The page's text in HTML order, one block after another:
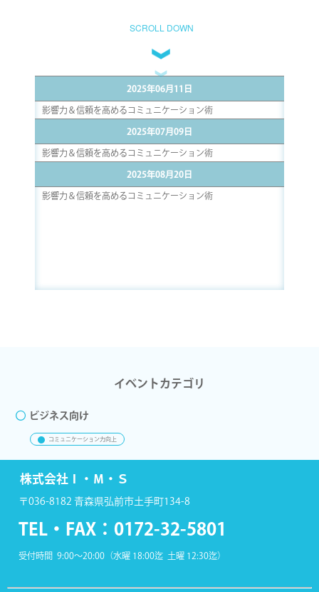
イベントカテゴリ
ビジネス向け
コミュニケーション力向上
SCROLL DOWN
2025年06月11日
影響力＆信頼を高めるコミュニケーション術
2025年07月09日
影響力＆信頼を高めるコミュニケーション術
2025年08月20日
影響力＆信頼を高めるコミュニケーション術
株式会社Ｉ・Ｍ・Ｓ
〒036-8182 青森県弘前市土手町134-8
TEL・FAX： 0172-32-5801
受付時間 9:00～20:00（水曜 18:00迄 土曜 12:30迄）